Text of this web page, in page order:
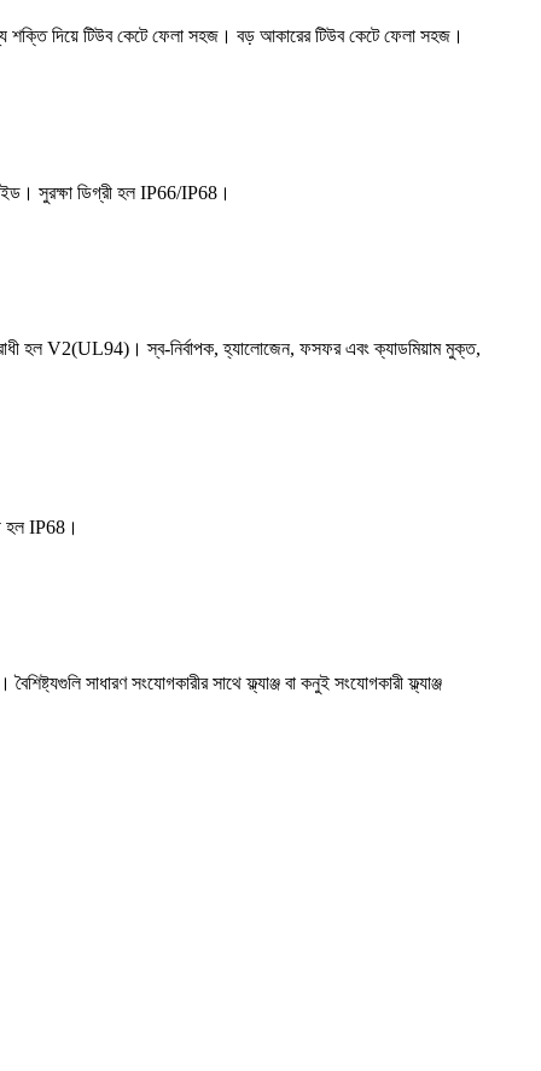
শক্তি দিয়ে টিউব কেটে ফেলা সহজ। বড় আকারের টিউব কেটে ফেলা সহজ।
সুরক্ষা ডিগ্রী হল IP66/IP68।
হল V2(UL94)। স্ব-নির্বাপক, হ্যালোজেন, ফসফর এবং ক্যাডমিয়াম মুক্ত,
হল IP68।
সাধারণ সংযোগকারীর সাথে ফ্ল্যাঞ্জ বা কনুই সংযোগকারী ফ্ল্যাঞ্জ